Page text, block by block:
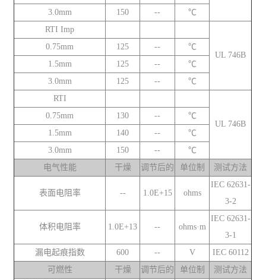
3.0mm
150 --
℃
RTI Imp
UL 746B
0.75mm 125 --
℃
1.5mm
125 --
℃
3.0mm
125 --
℃
RTI
UL 746B
0.75mm 130 --
℃
1.5mm
140 --
℃
3.0mm
150 --
℃
电气性能
干燥 调节后的 单位制 测试方法
表面电阻率 -- 1.0E+15 ohms
IEC 62631-
3-2
体积电阻率 1.0E+13 -- ohms·m
IEC 62631-
3-1
漏电起痕指数
600 -- V
IEC 60112
可燃性
干燥 调节后的 单位制
测试方法